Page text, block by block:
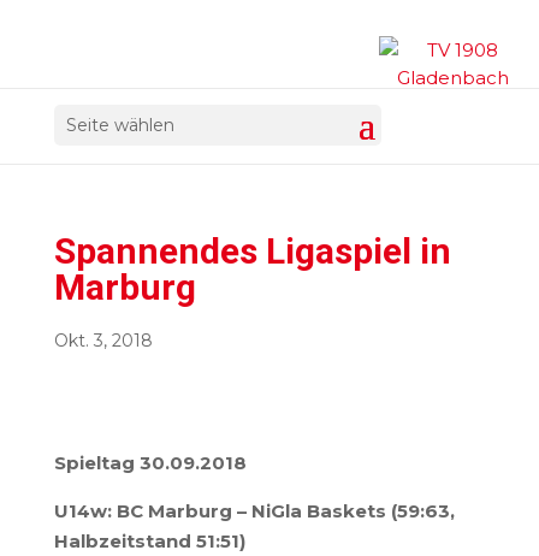
Seite wählen
Spannendes Ligaspiel in
Marburg
Okt. 3, 2018
Spieltag 30.09.2018
U14w: BC Marburg – NiGla Baskets (59:63,
Halbzeitstand 51:51)